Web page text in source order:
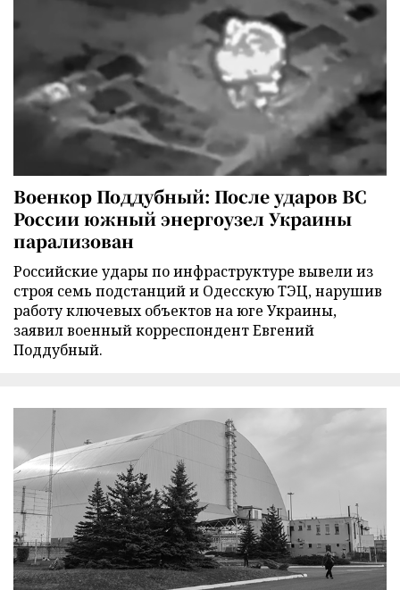
Военкор Поддубный: После ударов ВС
России южный энергоузел Украины
парализован
Российские удары по инфраструктуре вывели из
строя семь подстанций и Одесскую ТЭЦ, нарушив
работу ключевых объектов на юге Украины,
заявил военный корреспондент Евгений
Поддубный.